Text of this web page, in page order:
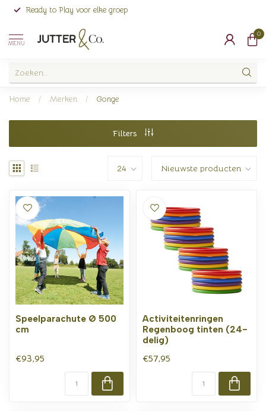
Ready to Play voor elke groep
MENU
0
Home / Merken / Gonge
Filters
Speelparachute Ø 500
cm
€93,95
Activiteitenringen
Regenboog tinten (24-
delig)
€57,95